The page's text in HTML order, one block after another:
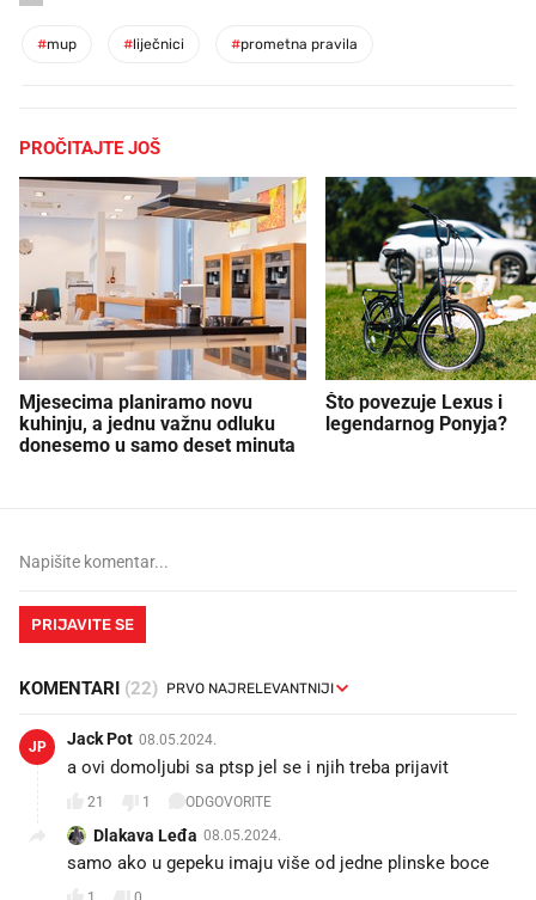
#mup #liječnici #prometna pravila
PROČITAJTE JOŠ
Mjesecima planiramo novu
kuhinju, a jednu važnu odluku
donesemo u samo deset minuta
Što povezuje Lexus i
legendarnog Ponyja?
PRIJAVITE SE
KOMENTARI (22)
JP Jack Pot 08.05.2024.
a ovi domoljubi sa ptsp jel se i njih treba prijavit
21 1 ODGOVORITE
Dlakava Leđa 08.05.2024.
samo ako u gepeku imaju više od jedne plinske boce